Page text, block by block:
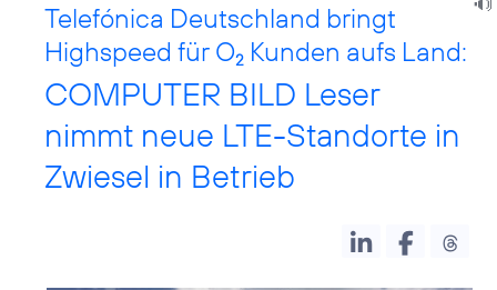
Telefónica Deutschland bringt
Highspeed für O2 Kunden aufs Land:
COMPUTER BILD Leser
nimmt neue LTE-Standorte in
Zwiesel in Betrieb